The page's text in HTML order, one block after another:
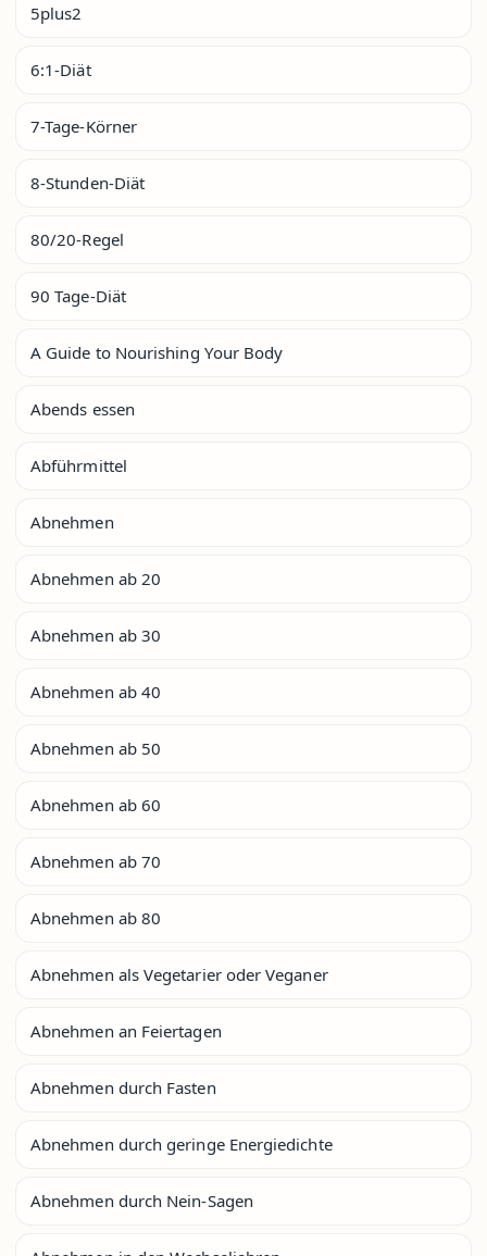
5plus2
6:1-Diät
7-Tage-Körner
8-Stunden-Diät
80/20-Regel
90 Tage-Diät
A Guide to Nourishing Your Body
Abends essen
Abführmittel
Abnehmen
Abnehmen ab 20
Abnehmen ab 30
Abnehmen ab 40
Abnehmen ab 50
Abnehmen ab 60
Abnehmen ab 70
Abnehmen ab 80
Abnehmen als Vegetarier oder Veganer
Abnehmen an Feiertagen
Abnehmen durch Fasten
Abnehmen durch geringe Energiedichte
Abnehmen durch Nein-Sagen